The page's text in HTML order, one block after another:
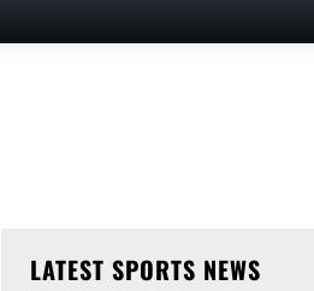
LATEST SPORTS NEWS